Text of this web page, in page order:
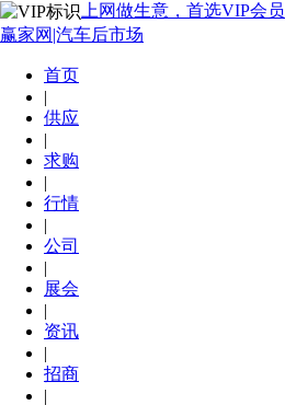
上网做生意，首选VIP会员
赢家网|汽车后市场
首页
|
供应
|
求购
|
行情
|
公司
|
展会
|
资讯
|
招商
|